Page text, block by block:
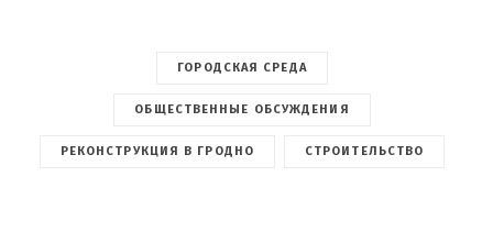
ГОРОДСКАЯ СРЕДА
ОБЩЕСТВЕННЫЕ ОБСУЖДЕНИЯ
РЕКОНСТРУКЦИЯ В ГРОДНО СТРОИТЕЛЬСТВО